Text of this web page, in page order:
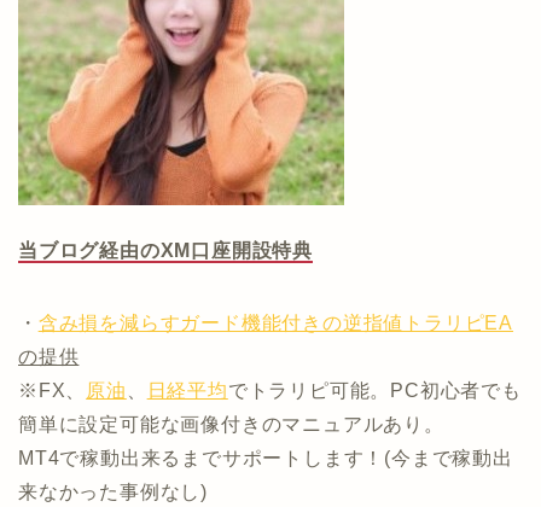
当ブログ経由のXM口座開設特典
・ 含み損を減らすガード機能付きの逆指値トラリピEA
の提供
※FX、
原油 日経平均でトラリピ可能。PC初心者でも
簡単に設定可能な画像付きのマニュアルあり。
MT4で稼動出来るまでサポートします！(今まで稼動出
来なかった事例なし)